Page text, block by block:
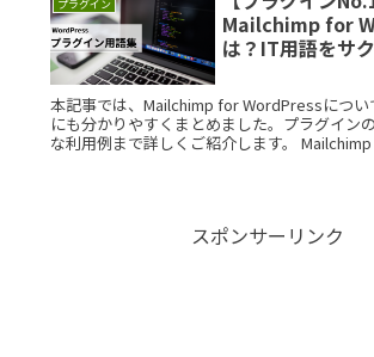
プラグイン
Mailchimp for
は？IT用語をサ
本記事では、Mailchimp for WordPressについ
にも分かりやすくまとめました。プラグイン
な利用例まで詳しくご紹介します。
スポンサーリンク